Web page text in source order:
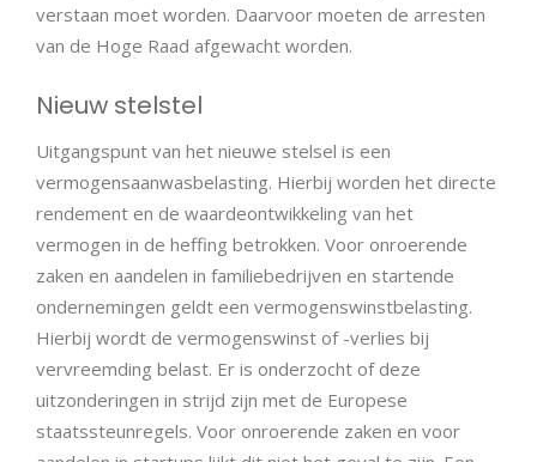
verstaan moet worden. Daarvoor moeten de arresten
van de Hoge Raad afgewacht worden.
Nieuw stelstel
Uitgangspunt van het nieuwe stelsel is een
vermogensaanwasbelasting. Hierbij worden het directe
rendement en de waardeontwikkeling van het
vermogen in de heffing betrokken. Voor onroerende
zaken en aandelen in familiebedrijven en startende
ondernemingen geldt een vermogenswinstbelasting.
Hierbij wordt de vermogenswinst of -verlies bij
vervreemding belast. Er is onderzocht of deze
uitzonderingen in strijd zijn met de Europese
staatssteunregels. Voor onroerende zaken en voor